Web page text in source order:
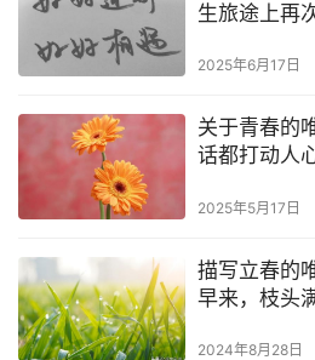
生旅途上再
2025年6月17日
关于青春的
话都打动人
2025年5月17日
描写立春的
早来，枝头
2024年8月28日